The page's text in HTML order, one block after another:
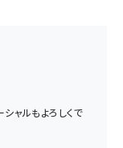
ャルもよろしくで